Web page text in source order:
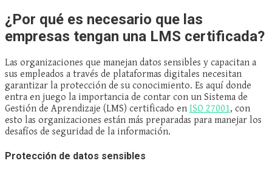
¿Por qué es necesario que las
empresas tengan una LMS certificada?
Las organizaciones que manejan datos sensibles y capacitan a
sus empleados a través de plataformas digitales necesitan
garantizar la protección de su conocimiento. Es aquí donde
entra en juego la importancia de contar con un Sistema de
Gestión de Aprendizaje (LMS) certificado en ISO 27001, con
esto las organizaciones están más preparadas para manejar los
desafíos de seguridad de la información.
Protección de datos sensibles